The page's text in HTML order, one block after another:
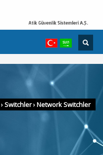
›Switchler›Network Switchler